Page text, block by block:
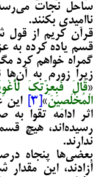
ساحل نجات
ناامیدی بکنند.
قرآن کریم از
قسم یاده کرده به
گمراه خواهم کرد
زیرا زورم به آن‌ها
«قَالَ فَبِعِزَّتِکَ
الْمُخْلَصِینَ»
این
اثر ادامه تقوا
رسیده‌­اند، هیچ
ندارند.
بعضی‌ها پنجاه
آزادند، این